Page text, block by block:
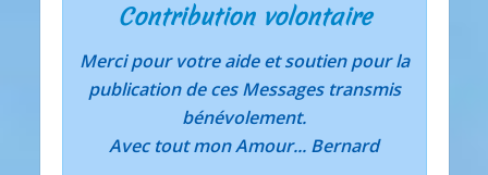
Contribution volontaire
Merci pour votre aide et soutien pour la
publication de ces Messages transmis
bénévolement.
Avec tout mon Amour... Bernard